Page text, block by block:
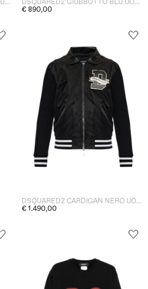
DSQUARED2 MAGLIA MARRONE UOMO
DSQUARED2 GIUBBOTTO BLU UOMO
€ 890,00
DSQUARED2 CARDIGAN NERO UOMO
€ 1.490,00